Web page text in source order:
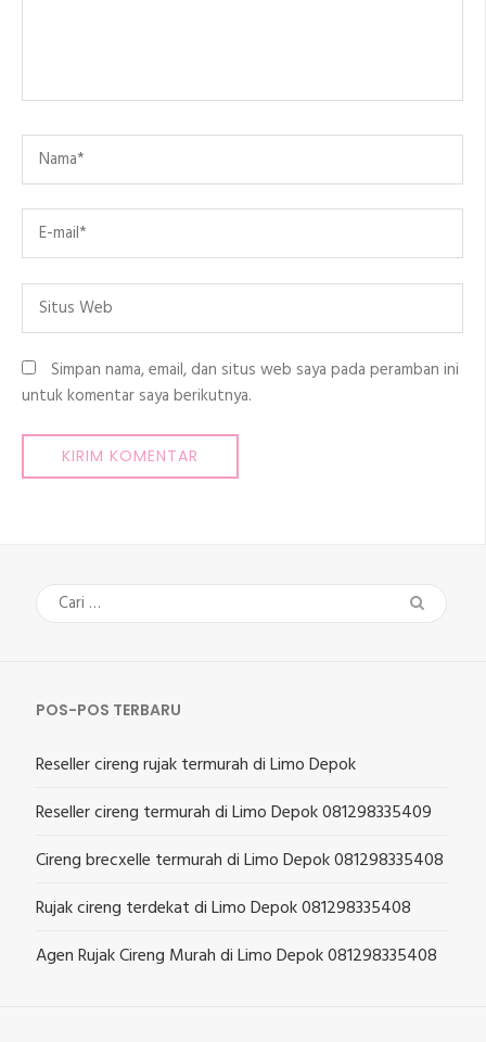
Name
Email
Situs
Web
Simpan nama, email, dan situs web saya pada peramban ini
untuk komentar saya berikutnya.
Cari
untuk:
POS-POS TERBARU
Reseller cireng rujak termurah di Limo Depok
Reseller cireng termurah di Limo Depok 081298335409
Cireng brecxelle termurah di Limo Depok 081298335408
Rujak cireng terdekat di Limo Depok 081298335408
Agen Rujak Cireng Murah di Limo Depok 081298335408